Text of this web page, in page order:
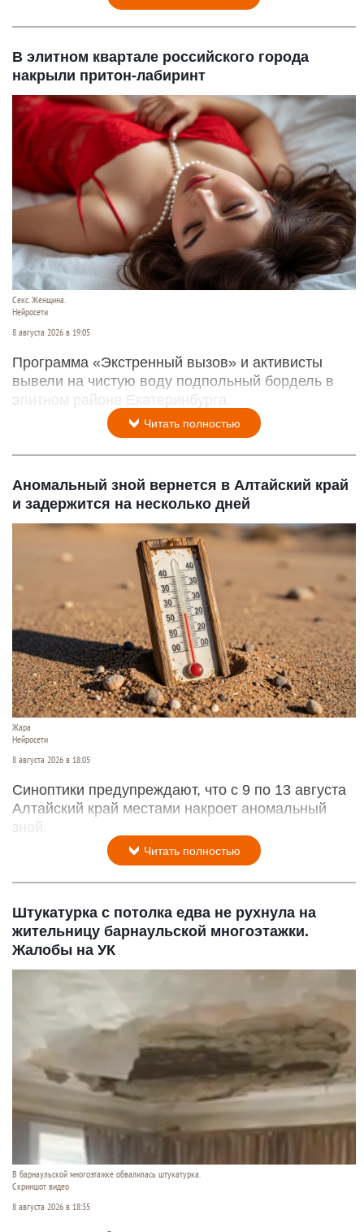
В элитном квартале российского города
накрыли притон-лабиринт
Секс. Женщина.
Нейросети
8 августа 2026 в 19:05
Программа «Экстренный вызов» и активисты
вывели на чистую воду подпольный бордель в
элитном районе Екатеринбурга.
Читать полностью
Аномальный зной вернется в Алтайский край
и задержится на несколько дней
Жара
Нейросети
8 августа 2026 в 18:05
Синоптики предупреждают, что с 9 по 13 августа
Алтайский край местами накроет аномальный
зной.
Читать полностью
Штукатурка с потолка едва не рухнула на
жительницу барнаульской многоэтажки.
Жалобы на УК
В барнаульской многоэтажке обвалилась штукатурка.
Скриншот видео
8 августа 2026 в 18:35